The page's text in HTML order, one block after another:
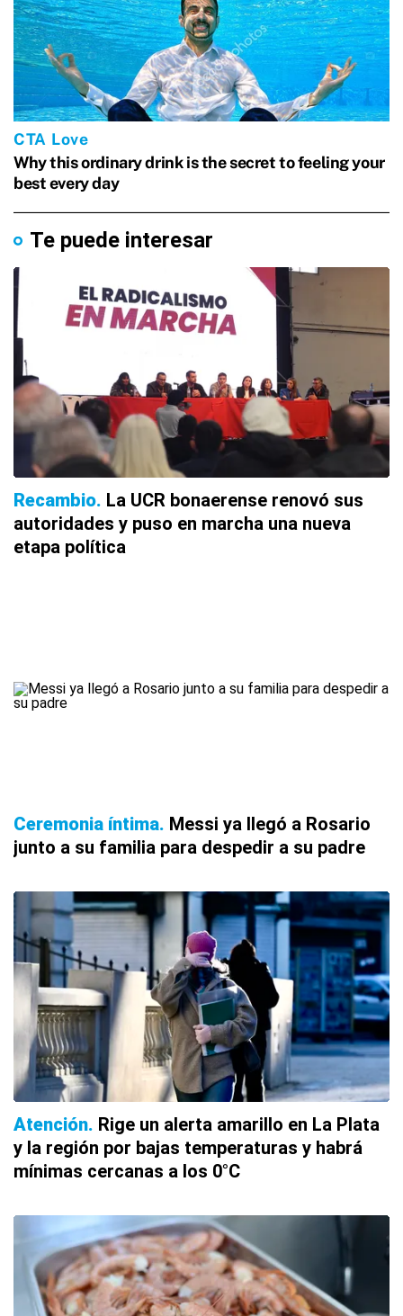
Te puede interesar
Recambio La UCR bonaerense renovó sus
autoridades y puso en marcha una nueva
etapa política
Ceremonia íntima Messi ya llegó a Rosario
junto a su familia para despedir a su padre
Atención Rige un alerta amarillo en La Plata
y la región por bajas temperaturas y habrá
mínimas cercanas a los 0°C